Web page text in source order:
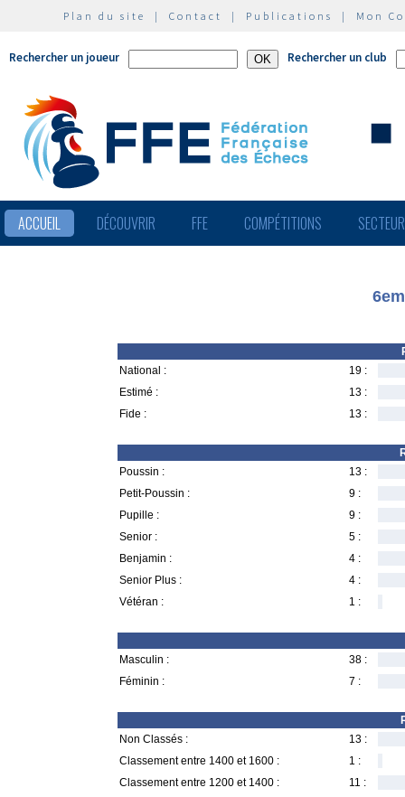
Plan du site | Contact | Publications | Mon
Rechercher un joueur Rechercher un club
ACCUEIL DÉCOUVRIR FFE COMPÉTITIONS
National :
19 :
Estimé :
13 :
Fide :
13 :
Poussin :
13 :
Petit-Poussin :
9 :
Pupille :
9 :
Senior :
5 :
Benjamin :
4 :
Senior Plus :
4 :
Vétéran :
1 :
Masculin :
38 :
Féminin :
7 :
Non Classés :
13 :
Classement entre 1400 et 1600 :
1 :
Classement entre 1200 et 1400 :
11 :